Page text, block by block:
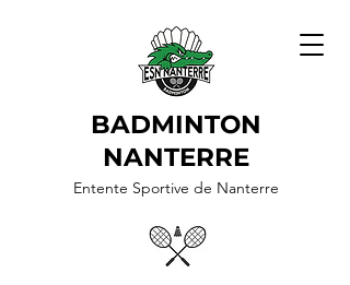
BADMINTON
NANTERRE
Entente Sportive de Nanterre